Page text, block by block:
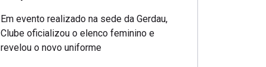
Em evento realizado na sede da Gerdau,
Clube oficializou o elenco feminino e
revelou o novo uniforme